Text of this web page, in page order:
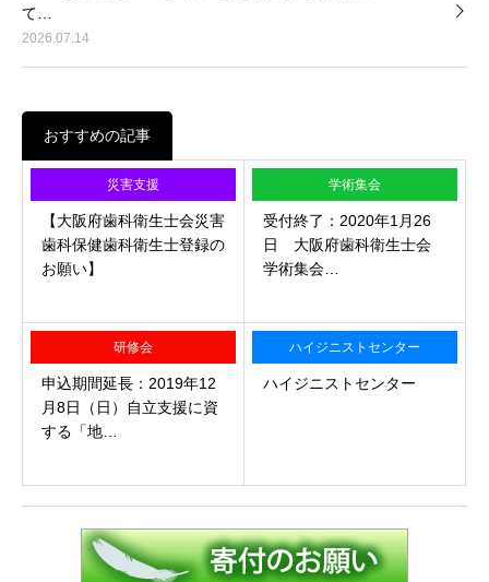
て…
2026.07.14
おすすめの記事
災害支援
【大阪府歯科衛生士会災害
歯科保健歯科衛生士登録の
お願い】
学術集会
受付終了：2020年1月26
日 大阪府歯科衛生士会
学術集会…
研修会
申込期間延長：2019年12
月8日（日）自立支援に資
する「地…
ハイジニストセンター
ハイジニストセンター